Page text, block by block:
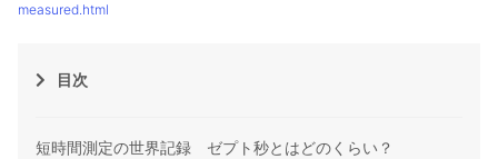
measured.html
目次
短時間測定の世界記録 ゼプト秒とはどのくらい？